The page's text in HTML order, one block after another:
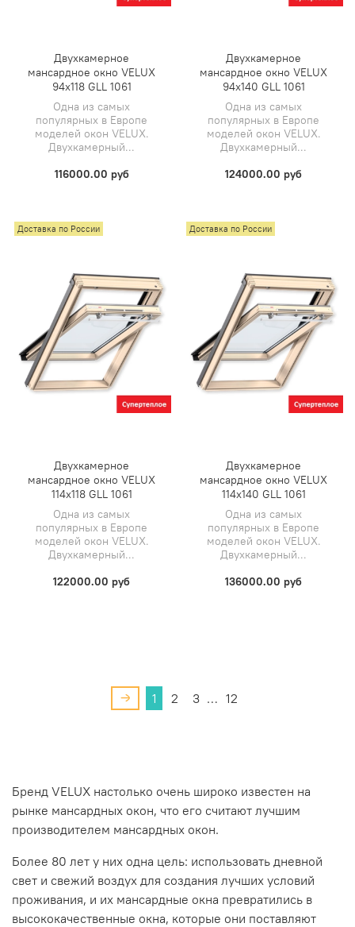
Двухкамерное
мансардное окно VELUX
94х118 GLL 1061
Одна из самых
популярных в Европе
моделей окон VELUX.
Двухкамерный...
116000.00 руб
Двухкамерное
мансардное окно VELUX
94х140 GLL 1061
Одна из самых
популярных в Европе
моделей окон VELUX.
Двухкамерный...
124000.00 руб
Доставка по России
Двухкамерное
мансардное окно VELUX
114х118 GLL 1061
Одна из самых
популярных в Европе
моделей окон VELUX.
Двухкамерный...
122000.00 руб
Доставка по России
Двухкамерное
мансардное окно VELUX
114х140 GLL 1061
Одна из самых
популярных в Европе
моделей окон VELUX.
Двухкамерный...
136000.00 руб
1 2 3 … 12
Бренд VELUX настолько очень широко известен на
рынке мансардных окон, что его считают лучшим
производителем мансардных окон.
Более 80 лет у них одна цель: использовать дневной
свет и свежий воздух для создания лучших условий
проживания, и их мансардные окна превратились в
высококачественные окна, которые они поставляют